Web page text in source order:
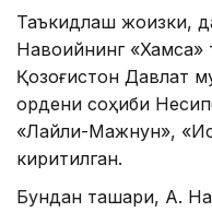
Таъкидлаш жоизки,
Навоийнинг «Хамса»
Қозоғистон Давлат
ордени соҳиби
«Лайли-Мажнун»,
киритилган.
Бундан ташқари, А.